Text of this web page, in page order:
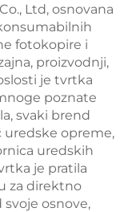
Ltd, osnovana
fotokopire i
proizvodnji,
je tvrtka
poznate
svaki brend
uredske opreme,
uredskih
je pratila
za direktno
svoje osnove,